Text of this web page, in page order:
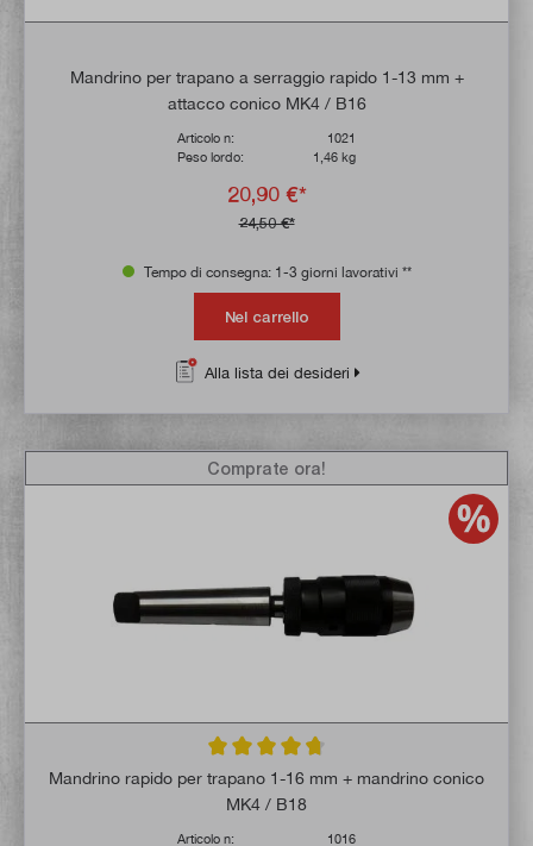
Mandrino per trapano a serraggio rapido 1-13 mm +
attacco conico MK4 / B16
Articolo n:
1021
Peso lordo:
1,46 kg
20,90 €*
24,50 €*
Tempo di consegna: 1-3 giorni lavorativi **
Nel carrello
Alla lista dei desideri
Valutazione media di 4.8 su 5 stelle
Mandrino rapido per trapano 1-16 mm + mandrino conico
MK4 / B18
Articolo n:
1016
Comprate ora!